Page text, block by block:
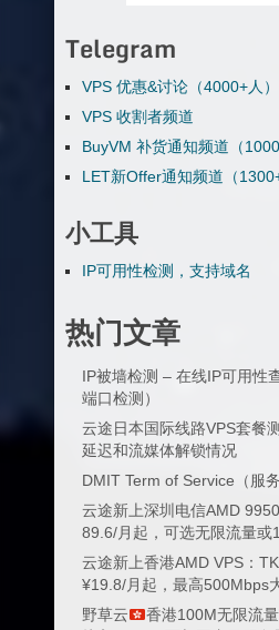
Telegram
VPS 优惠&讨论（4000+人）
VPS 收割者频道
BuyVM 补货通知频道（
LET新Offer通知频道（1300+
小工具
IP可用性检测，支持域名
热门文章
IP被墙检测 – 在线IP可用性
端口检测）
云途日本国际线路VPS套餐
延迟和流媒体解锁情况
DMIT Term of Service（服
云途新上深圳电信AMD
89.6/月起，可选无限流量或
云途新上香港AMD VPS：
¥19.8/月起，最高500Mbps
野草云
香港100M无限流